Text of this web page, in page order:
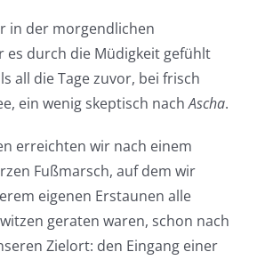
in der morgendlichen
es durch die Müdigkeit gefühlt
all die Tage zuvor, bei frisch
ein wenig skeptisch nachAscha.
erreichten wir nach einem
Fußmarsch, auf dem wir
eigenen Erstaunen alle
geraten waren, schon nach
Zielort: den Eingang einer